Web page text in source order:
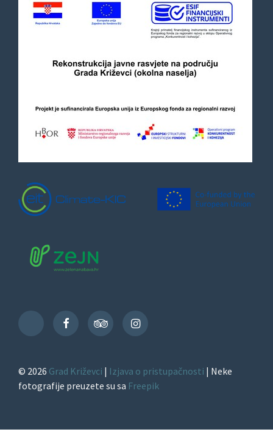
TikTok
FacebookTripAdvisorInstagram
© 2026 Grad Križevci | Izjava o pristupačnosti | Neke
fotografije preuzete su sa Freepik